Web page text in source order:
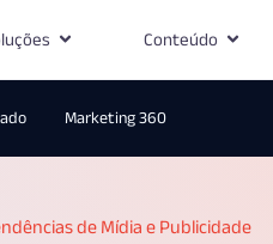
Conteúdo
Marketing 360
de Mídia e Publicidade